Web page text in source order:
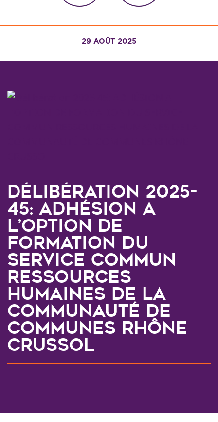
29 AOÛT 2025
Délibération 2025-
45: ADHÉSION A
L’OPTION DE
FORMATION DU
SERVICE COMMUN
RESSOURCES
HUMAINES DE LA
COMMUNAUTÉ DE
COMMUNES RHÔNE
CRUSSOL